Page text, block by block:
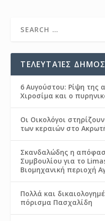
ΤΕΛΕΥΤΑΊΕΣ
6 Αυγούστου: Ρίψη της
Χιροσίμα και ο
Οι Οικολόγοι
των κεραιών στο
Σκανδαλώδης η
Συμβουλίου για το
Βιομηχανική περιοχή
Πολλά και
πόρισμα Πασχαλίδη